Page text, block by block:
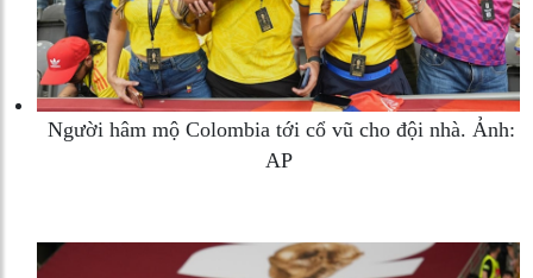
Người hâm mộ Colombia tới cổ vũ cho đội nhà. Ảnh:
AP